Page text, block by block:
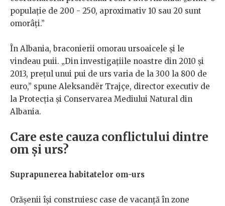
populație de 200 - 250, aproximativ 10 sau 20 sunt
omorâți.”
În Albania, braconierii omorau ursoaicele și le
vindeau puii. „Din investigațiile noastre din 2010 și
2013, prețul unui pui de urs varia de la 300 la 800 de
euro,” spune Aleksandër Trajçe, director executiv de
la Protecția și Conservarea Mediului Natural din
Albania.
Care este cauza conflictului dintre
om și urs?
Suprapunerea habitatelor om-urs
Orășenii își construiesc case de vacanță în zone